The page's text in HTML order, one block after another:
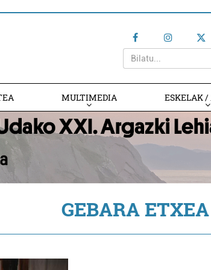
MULTIMEDIA ESKELAK /
GEBARA ETXEA